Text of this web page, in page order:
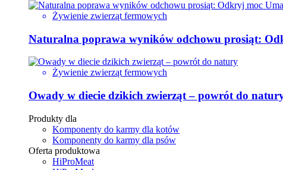
Żywienie zwierząt fermowych
Naturalna poprawa wyników odchowu prosiąt:
Żywienie zwierząt fermowych
Owady w diecie dzikich zwierząt – powrót do
Produkty dla
Komponenty do karmy dla kotów
Komponenty do karmy dla psów
Oferta produktowa
HiProMeat